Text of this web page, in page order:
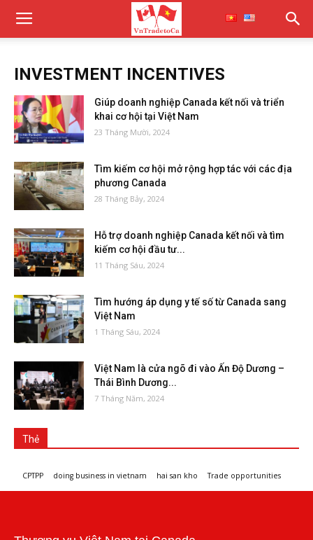
INVESTMENT INCENTIVES
Giúp doanh nghiệp Canada kết nối và triển
khai cơ hội tại Việt Nam
23 Tháng Mười, 2024
Tìm kiếm cơ hội mở rộng hợp tác với các địa
phương Canada
28 Tháng Bảy, 2024
Hỗ trợ doanh nghiệp Canada kết nối và tìm
kiếm cơ hội đầu tư...
11 Tháng Sáu, 2024
Tìm hướng áp dụng y tế số từ Canada sang
Việt Nam
1 Tháng Sáu, 2024
Việt Nam là cửa ngõ đi vào Ấn Độ Dương –
Thái Bình Dương...
7 Tháng Năm, 2024
Thẻ
CPTPP doing business in vietnam hai san kho Trade opportunities